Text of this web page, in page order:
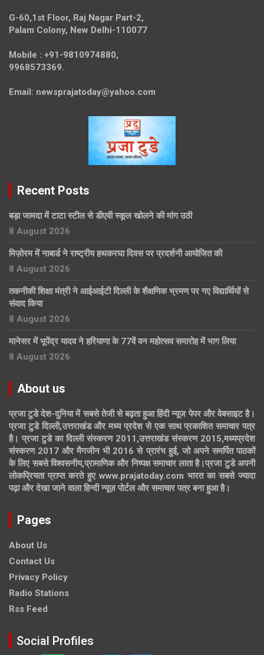
G-60,1st Floor, Raj Nagar Part-2,
Palam Colony, New Delhi-110077
Mobile : +91-9810974880,
9968573369.
Email: newsprajatoday@yahoo.com
Recent Posts
बड़ा जामदा में टाटा स्टील से डीएवी स्कूल खोलने की मांग उठी
8 August 2026
मिज़ोरम में नाबार्ड ने राष्ट्रीय हथकरघा दिवस पर प्रदर्शनी आयोजित की
8 August 2026
तकनीकी शिक्षा मंत्री ने आईआईटी दिल्ली के शैक्षणिक भ्रमण पर गए विद्यार्थियों से
संवाद किया
8 August 2026
मानेसर में भूपेंद्र यादव ने हरियाणा के 77वें वन महोत्सव समारोह में भाग लिया
8 August 2026
About us
प्रजा टुडे देश-दुनिया में सबसे तेजी से बढ़ता हुआ हिंदी न्यूज पेपर और वेबसाइट है।
प्रजा टुडे दिल्ली,उत्तराखंड और मध्य प्रदेश से एक साथ प्रकाशित समाचार पत्र
है। प्रजा टुडे का दिल्ली संस्करण 2011,उत्तराखंड संस्करण 2015,मध्यप्रदेश
संस्करण 2017 और मैगजीन भी 2016 से प्रारंभ हुई, जो अपने समर्पित पाठकों
के लिए सबसे विश्वसनीय,प्रामाणिक और निष्पक्ष समाचार लाता है।प्रजा टुडे अपनी
लोकप्रियता प्राप्त करते हुए www.prajatoday.com भारत का सबसे ज्यादा
पढ़ा और देखा जाने वाला हिन्दी न्यूज़ पोर्टल और समाचार पत्र बना हुआ है।
Pages
About Us
Contact Us
Privacy Policy
Radio Stations
Rss Feed
Social Profiles